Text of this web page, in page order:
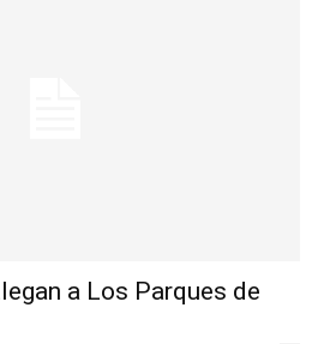
a Los Parques de